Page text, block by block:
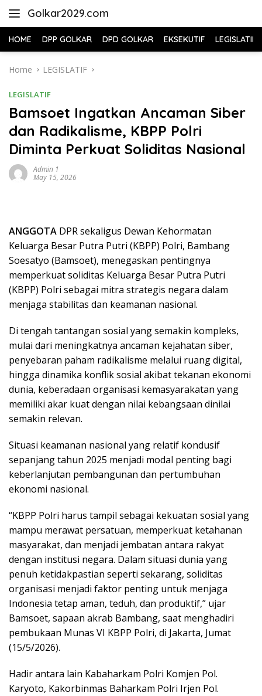
Golkar2029.com
HOME DPP GOLKAR DPD GOLKAR EKSEKUTIF LEGISLATIF
Home LEGISLATIF
LEGISLATIF
Bamsoet Ingatkan Ancaman Siber
dan Radikalisme, KBPP Polri
Diminta Perkuat Soliditas Nasional
Admin 1
May 15, 2026
ANGGOTA DPR sekaligus Dewan Kehormatan
Keluarga Besar Putra Putri (KBPP) Polri, Bambang
Soesatyo (Bamsoet), menegaskan pentingnya
memperkuat soliditas Keluarga Besar Putra Putri
(KBPP) Polri sebagai mitra strategis negara dalam
menjaga stabilitas dan keamanan nasional.
Di tengah tantangan sosial yang semakin kompleks,
mulai dari meningkatnya ancaman kejahatan siber,
penyebaran paham radikalisme melalui ruang digital,
hingga dinamika konflik sosial akibat tekanan ekonomi
dunia, keberadaan organisasi kemasyarakatan yang
memiliki akar kuat dengan nilai kebangsaan dinilai
semakin relevan.
Situasi keamanan nasional yang relatif kondusif
sepanjang tahun 2025 menjadi modal penting bagi
keberlanjutan pembangunan dan pertumbuhan
ekonomi nasional.
“KBPP Polri harus tampil sebagai kekuatan sosial yang
mampu merawat persatuan, memperkuat ketahanan
masyarakat, dan menjadi jembatan antara rakyat
dengan institusi negara. Dalam situasi dunia yang
penuh ketidakpastian seperti sekarang, soliditas
organisasi menjadi faktor penting untuk menjaga
Indonesia tetap aman, teduh, dan produktif,” ujar
Bamsoet, sapaan akrab Bambang, saat menghadiri
pembukaan Munas VI KBPP Polri, di Jakarta, Jumat
(15/5/2026).
Hadir antara lain Kabaharkam Polri Komjen Pol.
Karyoto, Kakorbinmas Baharkam Polri Irjen Pol.